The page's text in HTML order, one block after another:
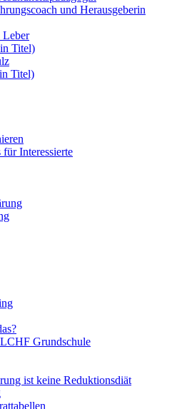
und Herausgeberin
Leber
Titel)
Titel)
Interessierte
Grundschule
ist keine Reduktionsdiät